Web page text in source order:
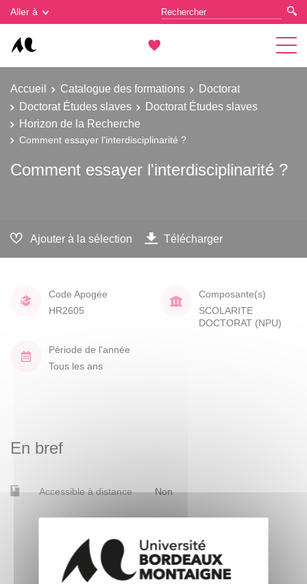
Aller à
Accueil Catalogue des formations
Doctorat
Doctorat Études slaves
Doctorat Études slaves
Horizon de la Recherche
Comment essayer l'interdisciplinarité ?
Comment essayer l'interdisciplinarité ?
Ajouter à la sélection Télécharger
Code Apogée
HR2605
Composante(s)
SCOLARITE
DOCTORAT (NPU)
Période de l'année
Tous les ans
En bref
Accessible à distance Non
Gestion des cookies